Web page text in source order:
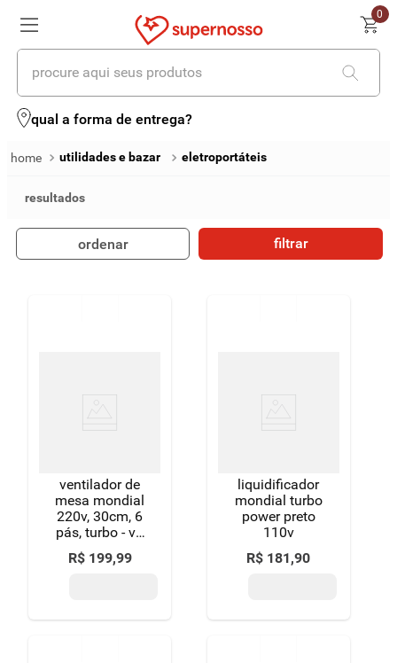
0
procure aqui seus produtos
qual a forma de entrega?
utilidades e bazar eletroportáteis
ordenar filtrar
ventilador de
mesa mondial
220v, 30cm, 6
pás, turbo - vt-
30-nb
R$ 199,99
liquidificador
mondial turbo
power preto
110v
R$ 181,90
termos mais buscados
4º iogurte
chocolate